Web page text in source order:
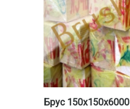
Брус 150х150х6000